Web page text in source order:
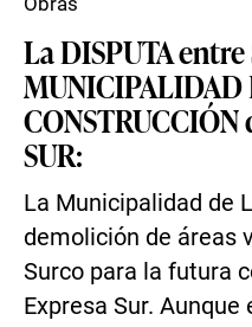
La DISPUTA entre
CONSTRUCCIÓN
SUR:
La Municipalidad de
demolición de áreas
Surco para la futura
Expresa Sur. Aunque